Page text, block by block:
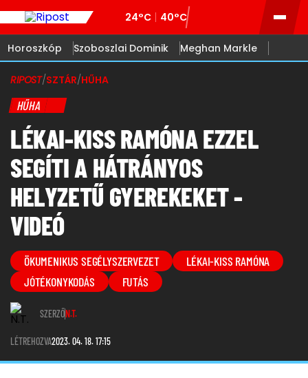
24°C 40°C
Horoszkóp Szoboszlai Dominik Meghan Markle
RIPOST/SZTÁR/HŰHA
HŰHA
LÉKAI-KISS RAMÓNA EZZEL
SEGÍTI A HÁTRÁNYOS
HELYZETŰ GYEREKEKET -
VIDEÓ
ÖKUMENIKUS SEGÉLYSZERVEZET
LÉKAI-KISS RAMÓNA
JÓTÉKONYKODÁS
FUTÁS
SZERZŐN.T.
LÉTREHOZVA2023. 04. 18. 17:15